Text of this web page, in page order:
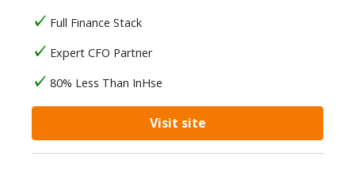
Full Finance Stack
Expert CFO Partner
80% Less Than InHse
Visit site